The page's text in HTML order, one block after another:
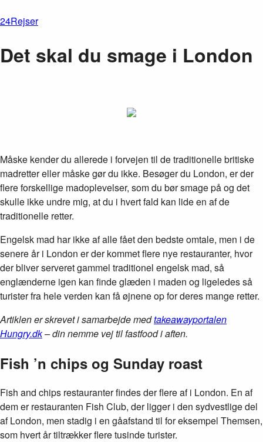
24Rejser
Det skal du smage i London
Måske kender du allerede i forvejen til de traditionelle britiske
madretter eller måske gør du ikke. Besøger du London, er der
flere forskellige madoplevelser, som du bør smage på og det
skulle ikke undre mig, at du i hvert fald kan lide en af de
traditionelle retter.
Engelsk mad har ikke af alle fået den bedste omtale, men i de
senere år i London er der kommet flere nye restauranter, hvor
der bliver serveret gammel traditionel engelsk mad, så
englænderne igen kan finde glæden i maden og ligeledes så
turister fra hele verden kan få øjnene op for deres mange retter.
Artiklen er skrevet i samarbejde medtakeawayportalen
Hungry.dk– din nemme vej til fastfood i aften.
Fish ’n chips og Sunday roast
Fish and chips restauranter findes der flere af i London. En af
dem er restauranten Fish Club, der ligger i den sydvestlige del
af London, men stadig i en gåafstand til for eksempel Themsen,
som hvert år tiltrækker flere tusinde turister.